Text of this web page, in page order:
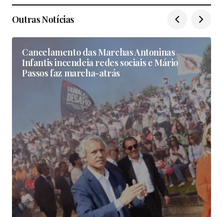
Outras Notícias
Cancelamento das Marchas Antoninas
Infantis incendeia redes sociais e Mário
Passos faz marcha-atrás